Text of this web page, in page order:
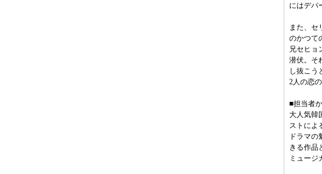
にはデパ
また、セ
のかつて
兄セヒョ
潜伏。そ
し抜こう
2人の恋
■担当者
大人気韓
ストによ
ドラマ
きる作品
ミュージ